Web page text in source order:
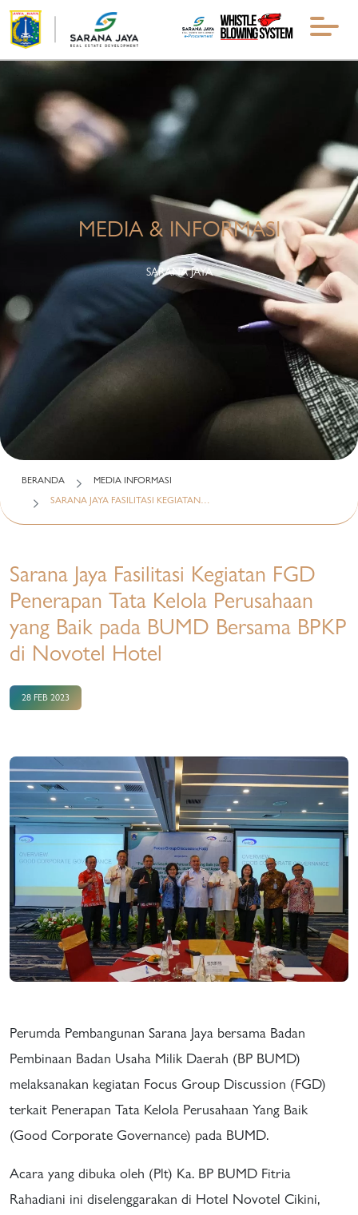
MEDIA & INFORMASI
SARANA JAYA
BERANDA
MEDIA INFORMASI
SARANA JAYA FASILITASI KEGIATAN…
Sarana Jaya Fasilitasi Kegiatan FGD
Penerapan Tata Kelola Perusahaan
yang Baik pada BUMD Bersama BPKP
di Novotel Hotel
28 FEB 2023
Perumda Pembangunan Sarana Jaya bersama Badan
Pembinaan Badan Usaha Milik Daerah (BP BUMD)
melaksanakan kegiatan Focus Group Discussion (FGD)
terkait Penerapan Tata Kelola Perusahaan Yang Baik
(Good Corporate Governance) pada BUMD.
Acara yang dibuka oleh (Plt) Ka. BP BUMD Fitria
Rahadiani ini diselenggarakan di Hotel Novotel Cikini,